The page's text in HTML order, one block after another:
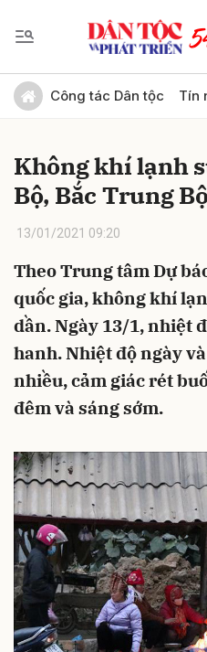
Công tác Dân tộc Tín
Không khí lạnh
Bộ, Bắc Trung
13/01/2021 09:20
Theo Trung tâm Dự
quốc gia, không khí
dần. Ngày 13/1, nhiệt
hanh. Nhiệt độ ngày
nhiều, cảm giác rét
đêm và sáng sớm.
Gửi bình luận